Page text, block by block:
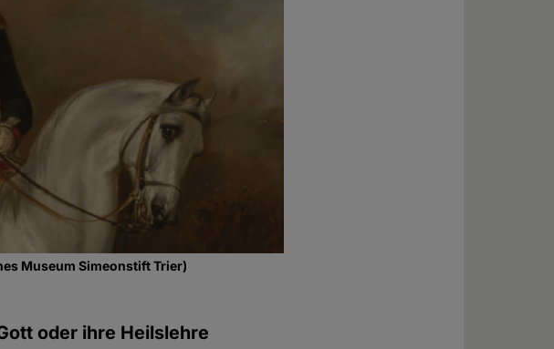
Museum Simeonstift Trier)
oder ihre Heilslehre